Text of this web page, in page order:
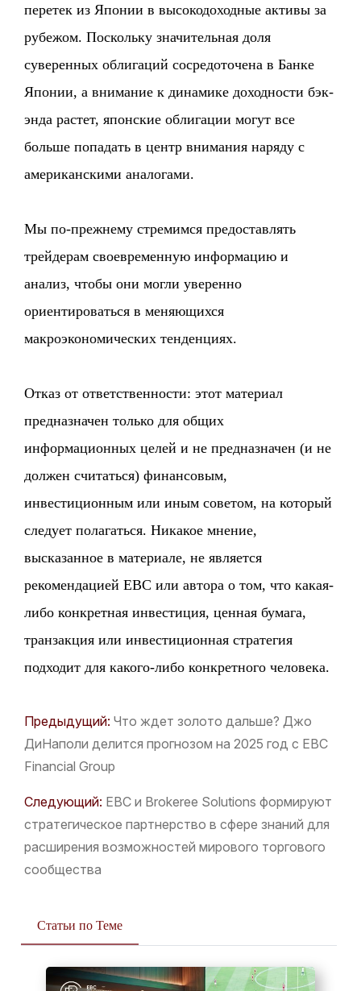
перетек из Японии в высокодоходные активы за
рубежом. Поскольку значительная доля
суверенных облигаций сосредоточена в Банке
Японии, а внимание к динамике доходности бэк-
энда растет, японские облигации могут все
больше попадать в центр внимания наряду с
американскими аналогами.
Мы по-прежнему стремимся предоставлять
трейдерам своевременную информацию и
анализ, чтобы они могли уверенно
ориентироваться в меняющихся
макроэкономических тенденциях.
Отказ от ответственности: этот материал
предназначен только для общих
информационных целей и не предназначен (и не
должен считаться) финансовым,
инвестиционным или иным советом, на который
следует полагаться. Никакое мнение,
высказанное в материале, не является
рекомендацией EBC или автора о том, что какая-
либо конкретная инвестиция, ценная бумага,
транзакция или инвестиционная стратегия
подходит для какого-либо конкретного человека.
Предыдущий: Что ждет золото дальше? Джо
ДиНаполи делится прогнозом на 2025 год с EBC
Financial Group
Следующий: EBC и Brokeree Solutions формируют
стратегическое партнерство в сфере знаний для
расширения возможностей мирового торгового
сообщества
Статьи по Теме